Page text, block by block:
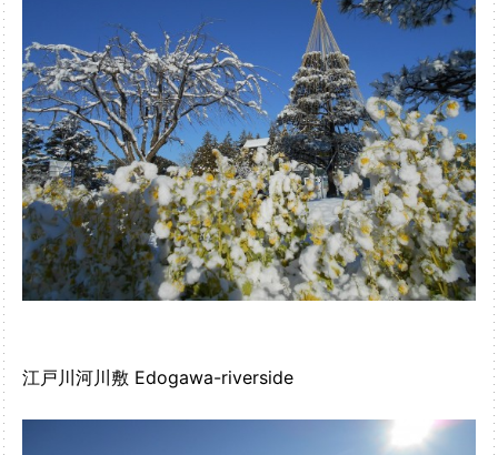
江戸川河川敷 Edogawa-riverside